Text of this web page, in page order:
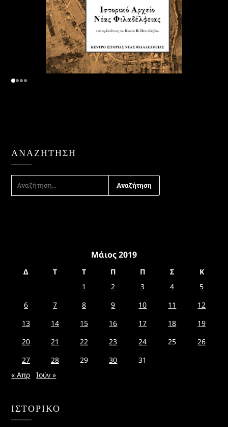
ΑΝΑΖΉΤΗΣΗ
ΑΝΑΖΉΤΗΣΗ
ΓΙΑ:
Μάιος 2019
Δ Τ Τ Π Π Σ
Κ
1
2 3 4
5
6
7 8 9 10 11
12
13
14 15 16 17 18
19
20
21 22 23 24 25
26
27
28 29 30
31
« Απρ
Ιούν »
ΙΣΤΟΡΙΚΌ